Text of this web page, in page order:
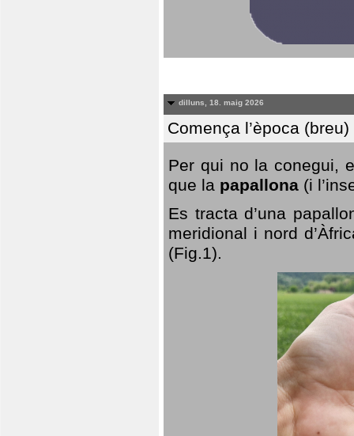
dilluns, 18. maig 2026
Comença l’època
Per qui no la conegui,
que la papallona (i
Es tracta d’una
meridional i nord
(Fig.1).